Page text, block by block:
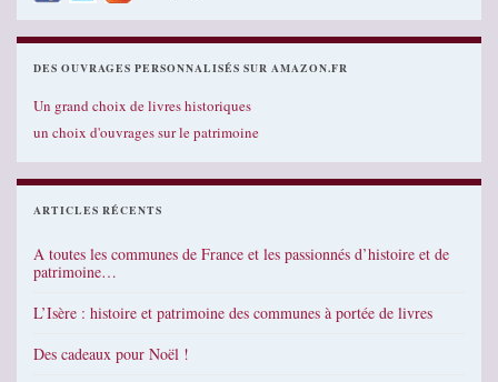
DES OUVRAGES PERSONNALISÉS SUR AMAZON.FR
Un grand choix de livres historiques
un choix d'ouvrages sur le patrimoine
ARTICLES RÉCENTS
A toutes les communes de France et les passionnés d’histoire et de
patrimoine…
L’Isère : histoire et patrimoine des communes à portée de livres
Des cadeaux pour Noël !